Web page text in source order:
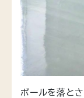
ボールを落と